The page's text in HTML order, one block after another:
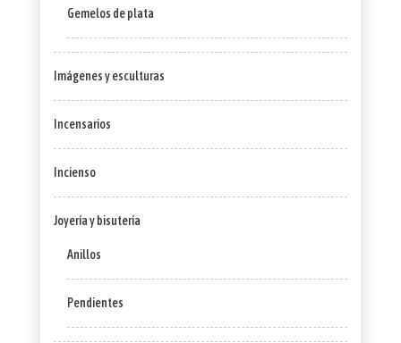
Gemelos de plata
Imágenes y esculturas
Incensarios
Incienso
Joyería y bisutería
Anillos
Pendientes